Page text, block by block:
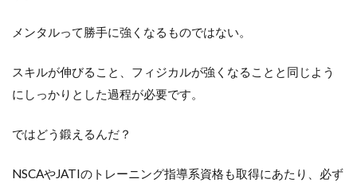
メンタルって勝手に強くなるものではない。
スキルが伸びること、フィジカルが強くなることと同じよう
にしっかりとした過程が必要です。
ではどう鍛えるんだ？
NSCAやJATIのトレーニング指導系資格も取得にあたり、必ず